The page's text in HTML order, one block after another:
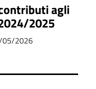
agli
2025
05/2026